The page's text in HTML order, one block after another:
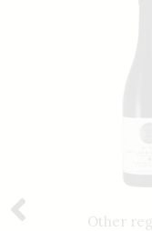
Other regions ,